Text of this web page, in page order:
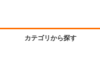
カテゴリから探す